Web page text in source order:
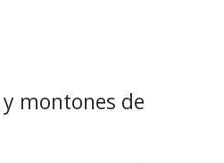
montones de